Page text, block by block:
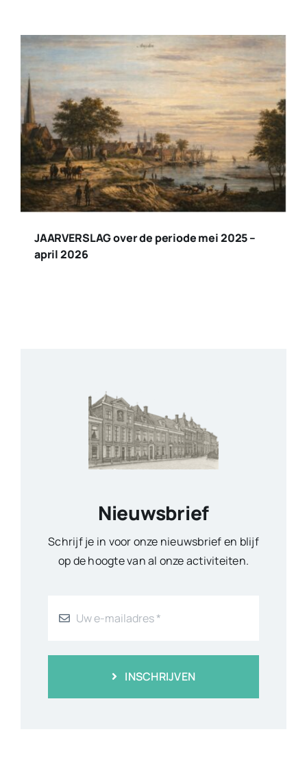
JAARVERSLAG over de periode mei 2025 –
april 2026
Nieuwsbrief
Schrijf je in voor onze nieuwsbrief en blijf
op de hoogte van al onze activiteiten.
INSCHRIJVEN